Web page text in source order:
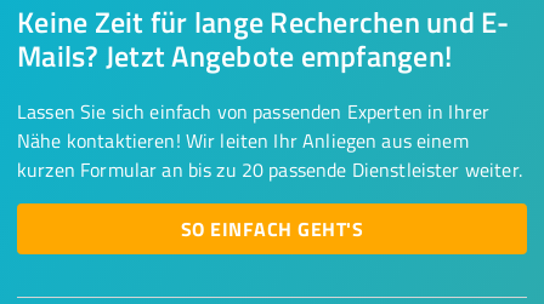
Keine Zeit für lange Recherchen und E-
Mails? Jetzt Angebote empfangen!
Lassen Sie sich einfach von passenden Experten in Ihrer
Nähe kontaktieren! Wir leiten Ihr Anliegen aus einem
kurzen Formular an bis zu 20 passende Dienstleister weiter.
SO EINFACH GEHT'S